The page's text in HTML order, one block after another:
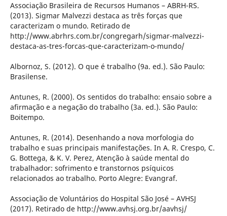
Associação Brasileira de Recursos Humanos – ABRH-RS.
(2013). Sigmar Malvezzi destaca as três forças que
caracterizam o mundo. Retirado de
http://www.abrhrs.com.br/congregarh/sigmar-malvezzi-
destaca-as-tres-forcas-que-caracterizam-o-mundo/
Albornoz, S. (2012). O que é trabalho (9a. ed.). São Paulo:
Brasilense.
Antunes, R. (2000). Os sentidos do trabalho: ensaio sobre a
afirmação e a negação do trabalho (3a. ed.). São Paulo:
Boitempo.
Antunes, R. (2014). Desenhando a nova morfologia do
trabalho e suas principais manifestações. In A. R. Crespo, C.
G. Bottega, & K. V. Perez, Atenção à saúde mental do
trabalhador: sofrimento e transtornos psíquicos
relacionados ao trabalho. Porto Alegre: Evangraf.
Associação de Voluntários do Hospital São José – AVHSJ
(2017). Retirado de http://www.avhsj.org.br/aavhsj/